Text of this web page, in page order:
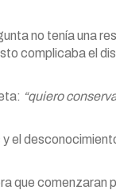
no tenía una
complicaba el
“quiero
el
que comenzaran